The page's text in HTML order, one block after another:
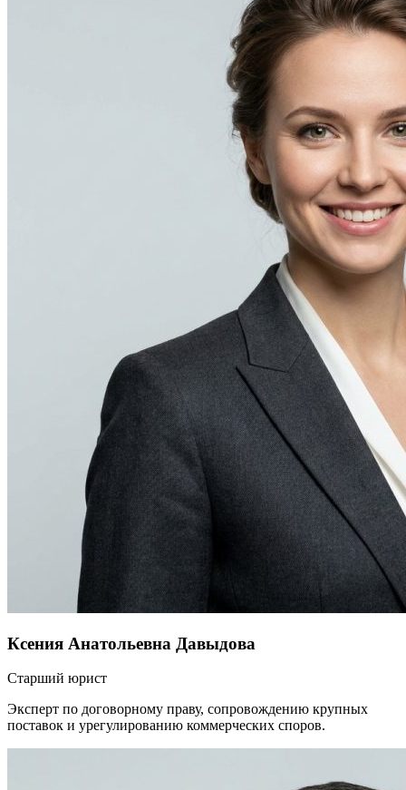
Ксения Анатольевна Давыдова
Старший юрист
Эксперт по договорному праву, сопровождению крупных
поставок и урегулированию коммерческих споров.